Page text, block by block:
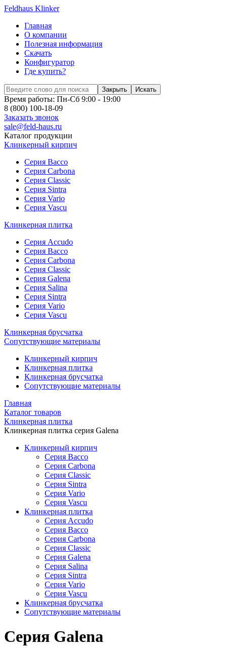
Feldhaus Klinker
Главная
О компании
Полезная информация
Скачать
Конфигуратор
Где купить?
Закрыть Искать
Время работы: Пн-Сб 9:00 - 19:00
8 (800) 100-18-09
Заказать звонок
sale@feld-haus.ru
Каталог продукции
Клинкерный кирпич
Cерия Bacco
Cерия Carbona
Cерия Classic
Cерия Sintra
Cерия Vario
Cерия Vascu
Клинкерная плитка
Cерия Accudo
Cерия Bacco
Cерия Carbona
Cерия Classic
Серия Galena
Cерия Salina
Cерия Sintra
Cерия Vario
Cерия Vascu
Клинкерная брусчатка
Сопутствующие материалы
Клинкерный кирпич
Клинкерная плитка
Клинкерная брусчатка
Сопутствующие материалы
Главная
Каталог товаров
Клинкерная плитка
Клинкерная плитка серия Galena
Клинкерный кирпич
Cерия Bacco
Cерия Carbona
Cерия Classic
Cерия Sintra
Cерия Vario
Cерия Vascu
Клинкерная плитка
Cерия Accudo
Cерия Bacco
Cерия Carbona
Cерия Classic
Серия Galena
Cерия Salina
Cерия Sintra
Cерия Vario
Cерия Vascu
Клинкерная брусчатка
Сопутствующие материалы
Серия Galena